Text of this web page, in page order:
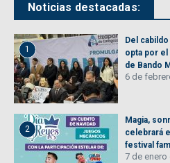
Noticias destacadas:
1
Del
opta por
de Bando
6 de
2
Magia,
celebrará
festival
7 de enero